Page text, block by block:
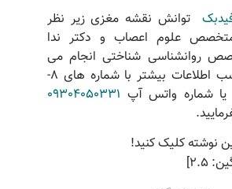
توانش نقشه مغزی زیر نظر
علوم اعصاب و دکتر ندا
روانشناسی شناختی انجام می
شود. جهت کسب اطلاعات بیشتر با شماره های 8-
09304050331
نوشته کلیک کنید!
2.5
]